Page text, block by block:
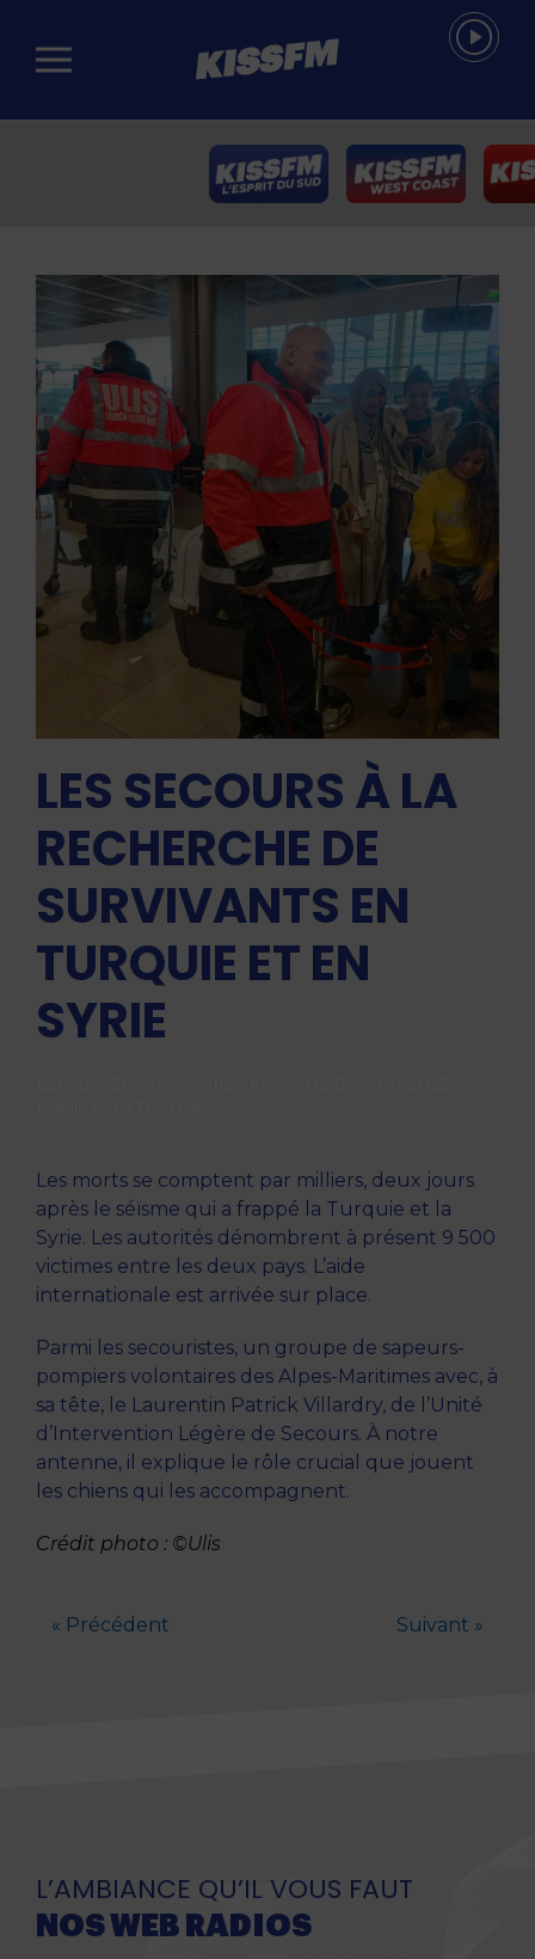
Passer au contenu principal
LES SECOURS À LA
RECHERCHE DE
SURVIVANTS EN
TURQUIE ET EN
SYRIE
Les morts se comptent par milliers, deux jours
après le séïsme qui a frappé la Turquie et la
Syrie. Les autorités dénombrent à présent 9 500
victimes entre les deux pays. L’aide
internationale est arrivée sur place.
Parmi les secouristes, un groupe de sapeurs-
pompiers volontaires des Alpes-Maritimes avec, à
sa tête, le Laurentin Patrick Villardry, de l’Unité
d’Intervention Légère de Secours. À notre
antenne, il explique le rôle crucial que jouent
les chiens qui les accompagnent.
Crédit photo : ©Ulis
« Précédent Suivant »
L’AMBIANCE QU’IL VOUS FAUT
NOS WEB RADIOS